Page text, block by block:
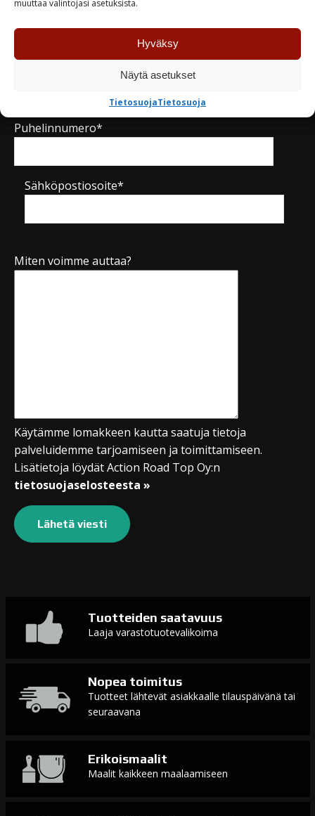
muuttaa valintojasi asetuksista.
Hyväksy
Näytä asetukset
TietosuojaTietosuoja
Puhelinnumero*
Sähköpostiosoite*
Miten voimme auttaa?
Käytämme lomakkeen kautta saatuja tietoja
palveluidemme tarjoamiseen ja toimittamiseen.
Lisätietoja löydät Action Road Top Oy:n
tietosuojaselosteesta »
Tuotteiden saatavuus
Laaja varastotuotevalikoima
Nopea toimitus
Tuotteet lähtevät asiakkaalle tilauspäivänä tai
seuraavana
Erikoismaalit
Maalit kaikkeen maalaamiseen